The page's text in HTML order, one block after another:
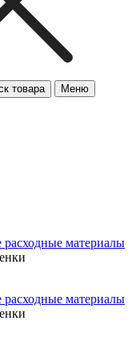
Меню
материалы
материалы